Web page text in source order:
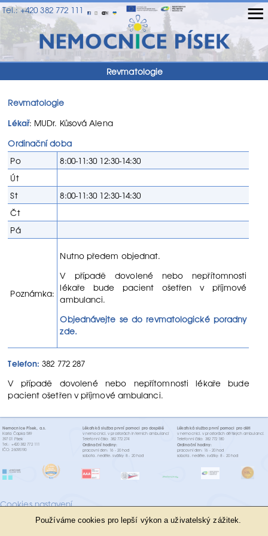
Tel.: +420 382 772 111 ≡
Revmatologie
Revmatologie
Lékař: MUDr. Kůsová Alena
Ordinační doba
Po
8:00-11:30 12:30-14:30
Út
St
8:00-11:30 12:30-14:30
Čt
Pá
Poznámka:
Nutno předem objednat.
V případě dovolené nebo nepřítomnosti
lékaře bude pacient ošetřen v příjmové
ambulanci.
Objednávejte se do revmatologické poradny
zde.
Telefon: 382 772 287
V případě dovolené nebo nepřítomnosti lékaře bude
pacient ošetřen v příjmové ambulanci.
Nemocnice Písek, a.s.
Karla Čapka 589
397 01 Písek
Tel.: +420 382 772 111
IČO: 26095190
Lékařská služba první pomoci pro dospělé
v nemocnici, v prostorách interních ambulancí
Telefonní číslo: 382 772 274
Ordinační hodiny:
pracovní den: 16 - 20 hod
sobota, neděle, svátky: 8 - 20 hod
Lékařská služba první pomoci pro děti
v nemocnici, v prostorách dětských ambulancí.
Telefonní číslo: 382 772 180
Ordinační hodiny:
pracovní den: 16 - 20 hod
sobota, neděle, svátky: 8 - 20 hod
Cookies nastavení
Používáme cookies pro lepší výkon a uživatelský zážitek.